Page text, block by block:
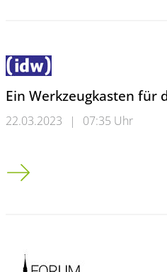
Ein Werkzeugkasten für
22.03.2023 | 07:35 Uhr
Ein Werkzeugkasten für die